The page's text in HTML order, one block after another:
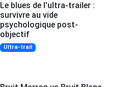
Le blues de l'ultra-trailer :
survivre au vide
psychologique post-
objectif
Ultra-trail